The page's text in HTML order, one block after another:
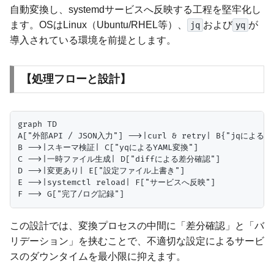
自動変換し、systemdサービスへ反映する工程を堅牢化し
ます。OSはLinux（Ubuntu/RHEL等）、
jq および yq が
導入されている環境を前提とします。
【処理フローと設計】
graph TD
A["外部API / JSON入力"] -->|curl & retry| B{"jqによる
B -->|スキーマ検証| C["yqによるYAML変換"]
C -->|一時ファイル生成| D["diffによる差分確認"]
D -->|変更あり| E["設定ファイル上書き"]
E -->|systemctl reload| F["サービスへ反映"]
この設計では、変換プロセスの中間に「差分確認」と「バ
リデーション」を挟むことで、不適切な設定によるサービ
スのダウンタイムを最小限に抑えます。